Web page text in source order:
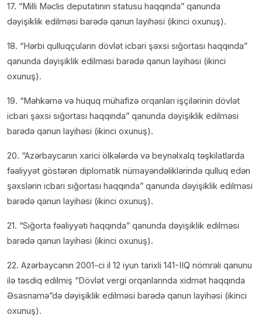
17. “Milli Məclis deputatının statusu haqqında” qanunda
dəyişiklik edilməsi barədə qanun layihəsi (ikinci oxunuş).
18. “Hərbi qulluqçuların dövlət icbari şəxsi sığortası haqqında”
qanunda dəyişiklik edilməsi barədə qanun layihəsi (ikinci
oxunuş).
19. “Məhkəmə və hüquq mühafizə orqanları işçilərinin dövlət
icbari şəxsi sığortası haqqında” qanunda dəyişiklik edilməsi
barədə qanun layihəsi (ikinci oxunuş).
20. “Azərbaycanın xarici ölkələrdə və beynəlxalq təşkilatlarda
fəaliyyət göstərən diplomatik nümayəndəliklərində qulluq edən
şəxslərin icbari sığortası haqqında” qanunda dəyişiklik edilməsi
barədə qanun layihəsi (ikinci oxunuş).
21. “Sığorta fəaliyyəti haqqında” qanunda dəyişiklik edilməsi
barədə qanun layihəsi (ikinci oxunuş).
22. Azərbaycanın 2001-ci il 12 iyun tarixli 141-IIQ nömrəli qanunu
ilə təsdiq edilmiş “Dövlət vergi orqanlarında xidmət haqqında
Əsasnamə”də dəyişiklik edilməsi barədə qanun layihəsi (ikinci
oxunuş).